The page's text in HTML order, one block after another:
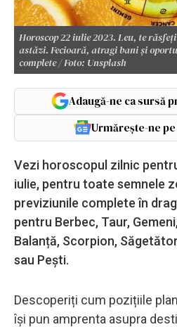
Horoscop 22 iulie 2023. Leu, te
astăzi. Fecioară, atragi bani și
complete / Foto: Unsplash
Adaugă-ne ca sursă
Urmărește-ne pe
Vezi horoscopul zilnic
iulie, pentru toate semnele
previziunile complete în
pentru Berbec, Taur,
Balanță, Scorpion,
sau Pești.
Descoperiți cum pozițiile
își pun amprenta asupra